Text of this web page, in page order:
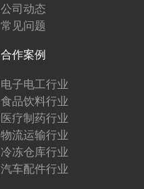
公司动态
常见问题
合作案例
电子电工行业
食品饮料行业
医疗制药行业
物流运输行业
冷冻仓库行业
汽车配件行业